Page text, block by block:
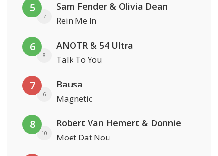
5
7
Sam Fender & Olivia Dean
Rein Me In
6
8
ANOTR & 54 Ultra
Talk To You
7
6
Bausa
Magnetic
8
10
Robert Van Hemert & Donnie
Moët Dat Nou